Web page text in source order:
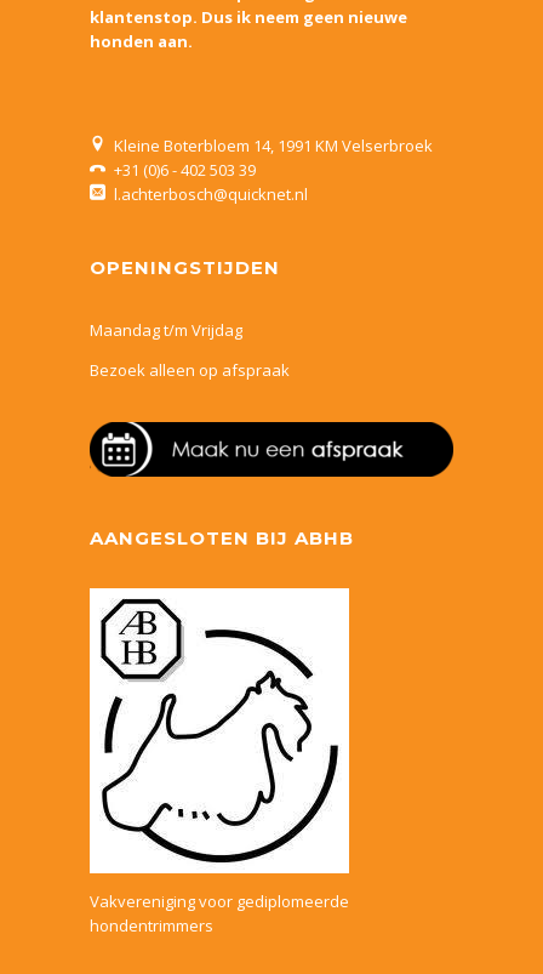
klantenstop. Dus ik neem geen nieuwe
honden aan.
Kleine Boterbloem 14, 1991 KM Velserbroek
+31 (0)6 - 402 503 39
l.achterbosch@quicknet.nl
OPENINGSTIJDEN
Maandag t/m Vrijdag
Bezoek alleen op afspraak
AANGESLOTEN BIJ ABHB
Vakvereniging voor gediplomeerde
hondentrimmers